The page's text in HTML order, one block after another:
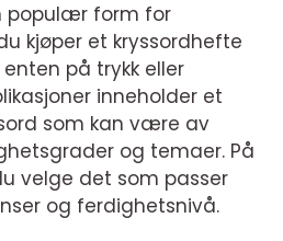
populær form for
kjøper et kryssordhefte
på trykk eller
inneholder et
som kan være av
og temaer. På
velge det som passer
og ferdighetsnivå.